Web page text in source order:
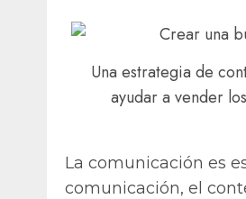
Una estrategia de
ayudar a vender
La comunicación es
comunicación, el